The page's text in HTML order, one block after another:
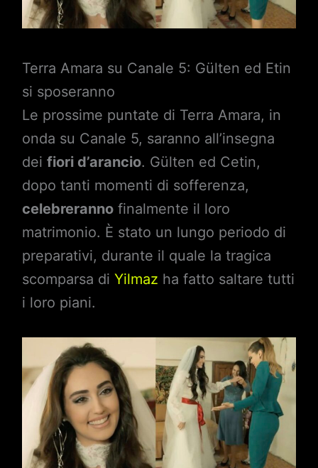
Terra Amara su Canale 5: Gülten ed Etin
si sposeranno
Le prossime puntate di Terra Amara, in
onda su Canale 5, saranno all’insegna
dei fiori d’arancio. Gülten ed Cetin,
dopo tanti momenti di sofferenza,
celebrerannofinalmente il loro
matrimonio. È stato un lungo periodo di
preparativi, durante il quale la tragica
scomparsa di Yilmaz ha fatto saltare tutti
i loro piani.